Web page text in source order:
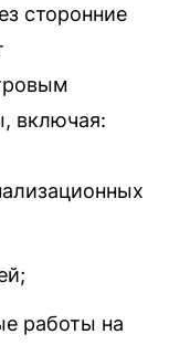
сторонние
включая:
работы на